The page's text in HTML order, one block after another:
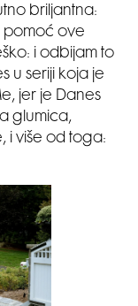
briljantna:
pomoć ove
i odbijam to
u seriji koja je
jer je Danes
glumica,
i više od toga: